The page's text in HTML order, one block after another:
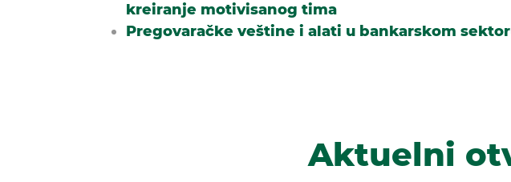
kreiranje motivisanog tima
Pregovaračke veštine i alati u bankarskom
Aktuelni